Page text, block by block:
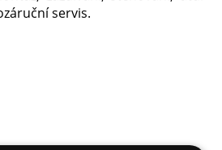
servis.